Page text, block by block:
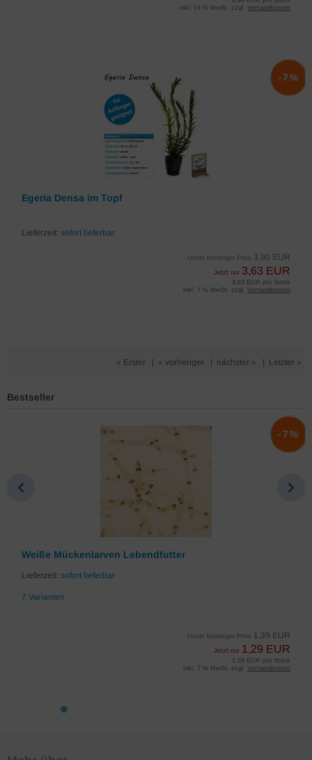
inkl. 19 % MwSt. zzgl. Versandkosten
Egeria Densa im Topf
Lieferzeit: sofort lieferbar
Unser bisheriger Preis 3,90 EUR
Jetzt nur 3,63 EUR
-7%
3,63 EUR pro Stück
inkl. 7 % MwSt. zzgl. Versandkosten
« Erster « vorheriger nächster » Letzter »
Bestseller
Weiße Mückenlarven Lebendfutter
Lieferzeit: sofort lieferbar
7 Varianten
Unser bisheriger Preis 1,39 EUR
Jetzt nur 1,29 EUR
-7%
1,29 EUR pro Stück
inkl. 7 % MwSt. zzgl. Versandkosten